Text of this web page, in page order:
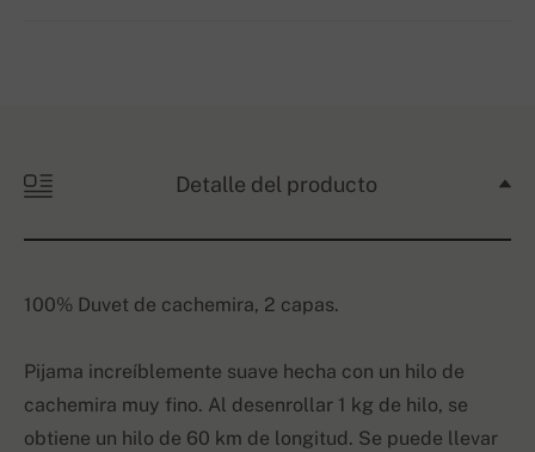
Detalle del producto
100% Duvet de cachemira, 2 capas.
Pijama increíblemente suave hecha con un hilo de
cachemira muy fino. Al desenrollar 1 kg de hilo, se
obtiene un hilo de 60 km de longitud. Se puede llevar